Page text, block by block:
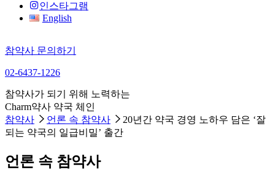
인스타그램
English
참약사 문의하기
02-6437-1226
참약사가 되기 위해 노력하는
Charm약사 약국 체인
참약사
언론 속 참약사
20년간 약국 경영 노하우 담은 ‘잘
되는 약국의 일급비밀’ 출간
언론 속 참약사